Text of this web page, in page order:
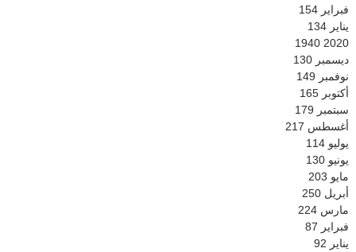
فبراير 154
يناير 134
2020
1940
ديسمبر 130
نوفمبر 149
أكتوبر 165
سبتمبر 179
أغسطس 217
يوليو 114
يونيو 130
مايو 203
أبريل 250
مارس 224
فبراير 87
يناير 92